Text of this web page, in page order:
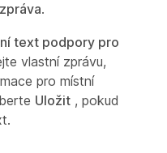
.
text podpory pro
vlastní zprávu,
pro místní
Uložit , pokud